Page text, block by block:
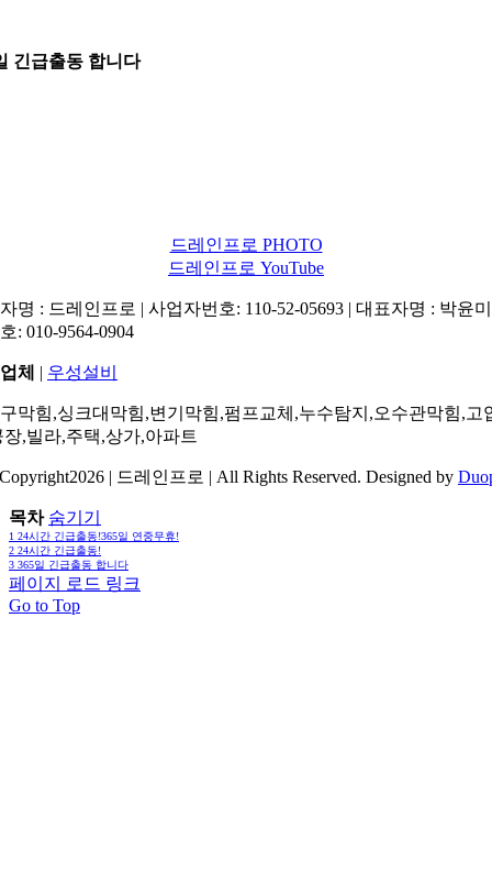
긴급출동 합니다
드레인프로 PHOTO
드레인프로 YouTube
명 : 드레인프로 | 사업자번호: 110-52-05693 | 대표자명 : 박윤
: 010-9564-0904
체 | 우성설비
막힘,싱크대막힘,변기막힘,펌프교체,누수탐지,오수관막힘,고
장,빌라,주택,상가,아파트
| 드레인프로 | All Rights Reserved. Designed by
목차 숨기기
1 24시간 긴급출동!365일 연중무휴!
2 24시간 긴급출동!
3 365일 긴급출동 합니다
페이지 로드 링크
Go to Top